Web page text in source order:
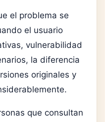
el problema se
el usuario
vulnerabilidad
la diferencia
originales y
que consultan